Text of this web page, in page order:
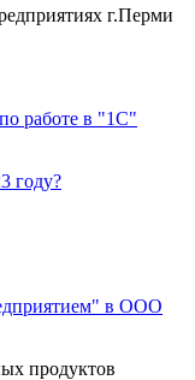
г.Перми
работе в "1С"
году?
в ООО
продуктов